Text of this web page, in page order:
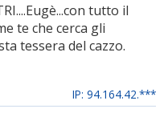
tutto il
te che cerca gli
tessera del cazzo.
IP: 94.164.42.***